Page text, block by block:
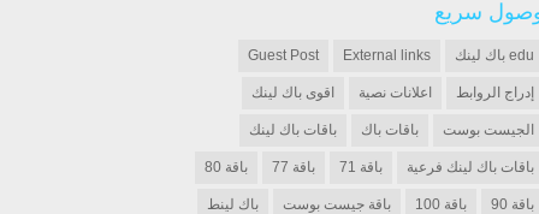
سريع
edu باك لينك External links
Guest Post
إدراج الروابط اعلانات نصية اقوى باك لينك
الجيست بوست باقات باك باقات باك لينك
باقات باك لينك فرعية باقة 71 باقة 77 باقة 80
باقة 90 باقة 100 باقة جيست بوست باك لينط